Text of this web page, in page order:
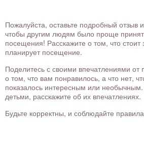
Пожалуйста, оставьте подробный отзыв
чтобы другим людям было проще
посещения! Расскажите о том, что стоит
планирует посещение.
Поделитесь с своими впечатлениями
о том, что вам понравилось, а что нет,
показалось интересным или
детьми, расскажите об их впечатлениях.
Будьте корректны, и соблюдайте